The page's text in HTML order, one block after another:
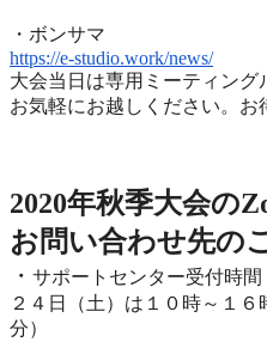
・ボンサマ
https://e-studio.work/news/
大会当日は専用ミーティング
お気軽にお越しください。お
2020年秋季大会の
お問い合わせ先の
・ サポートセンター受付時間
２４日（土）は１０時～１
分）